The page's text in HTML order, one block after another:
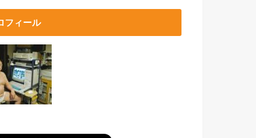
フィール